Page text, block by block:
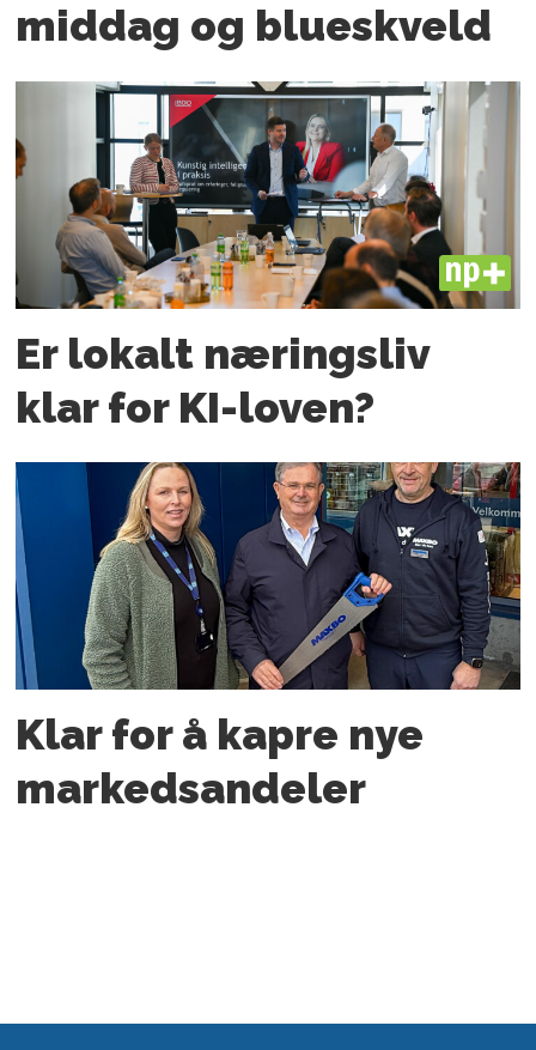
middag og blueskveld
PLUS
Er lokalt næringsliv
klar for KI-loven?
Klar for å kapre nye
markedsandeler